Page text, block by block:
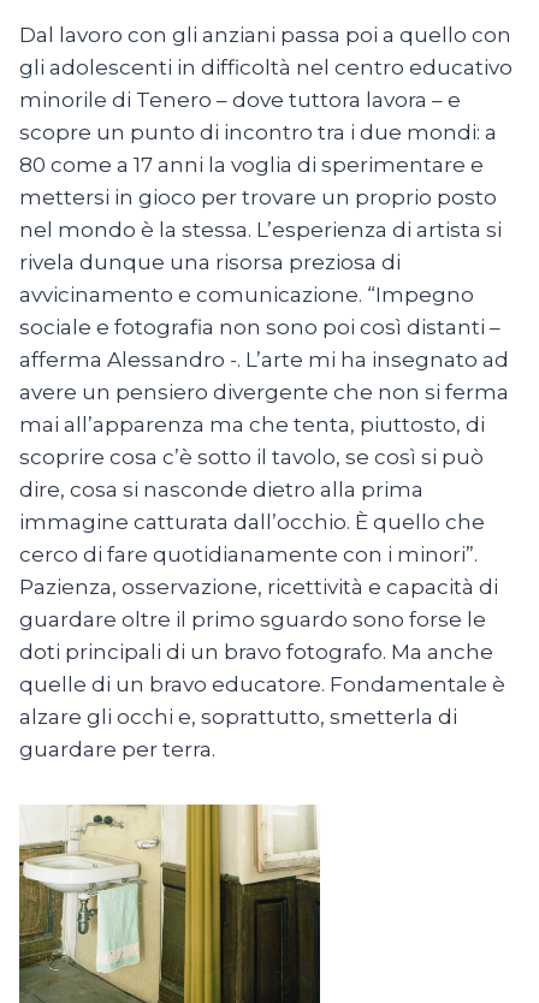
Dal lavoro con gli anziani passa poi a quello con
gli adolescenti in difficoltà nel centro educativo
minorile di Tenero – dove tuttora lavora – e
scopre un punto di incontro tra i due mondi: a
80 come a 17 anni la voglia di sperimentare e
mettersi in gioco per trovare un proprio posto
nel mondo è la stessa. L’esperienza di artista si
rivela dunque una risorsa preziosa di
avvicinamento e comunicazione. “Impegno
sociale e fotografia non sono poi così distanti –
afferma Alessandro -. L’arte mi ha insegnato ad
avere un pensiero divergente che non si ferma
mai all’apparenza ma che tenta, piuttosto, di
scoprire cosa c’è sotto il tavolo, se così si può
dire, cosa si nasconde dietro alla prima
immagine catturata dall’occhio. È quello che
cerco di fare quotidianamente con i minori”.
Pazienza, osservazione, ricettività e capacità di
guardare oltre il primo sguardo sono forse le
doti principali di un bravo fotografo. Ma anche
quelle di un bravo educatore. Fondamentale è
alzare gli occhi e, soprattutto, smetterla di
guardare per terra.